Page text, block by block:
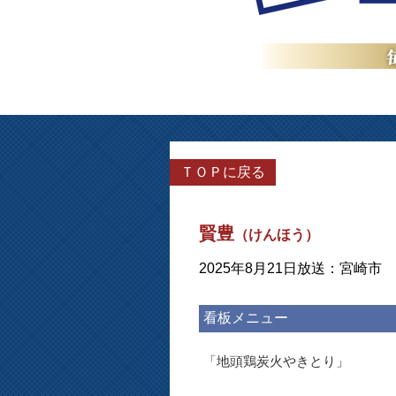
ＴＯＰに戻る
賢豊 （けんほう）
2025年8月21日放送：宮崎市
看板メニュー
「地頭鶏炭火やきとり」